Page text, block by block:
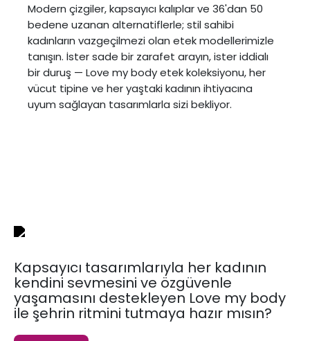
Modern çizgiler, kapsayıcı kalıplar ve 36'dan 50
bedene uzanan alternatiflerle; stil sahibi
kadınların vazgeçilmezi olan etek modellerimizle
tanışın. İster sade bir zarafet arayın, ister iddialı
bir duruş — Love my body etek koleksiyonu, her
vücut tipine ve her yaştaki kadının ihtiyacına
uyum sağlayan tasarımlarla sizi bekliyor.
Kapsayıcı tasarımlarıyla her kadının
kendini sevmesini ve özgüvenle
yaşamasını destekleyen Love my body
ile şehrin ritmini tutmaya hazır mısın?